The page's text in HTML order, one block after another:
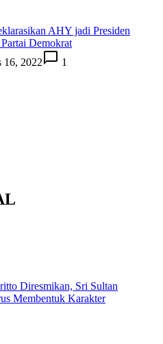
AHY jadi Presiden
Demokrat
16, 2022 1
Diresmikan, Sri Sultan
Membentuk Karakter